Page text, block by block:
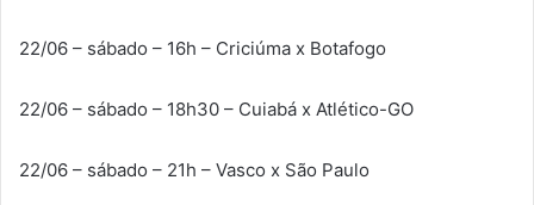
22/06 – sábado – 16h – Criciúma x Botafogo
22/06 – sábado – 18h30 – Cuiabá x Atlético-GO
22/06 – sábado – 21h – Vasco x São Paulo